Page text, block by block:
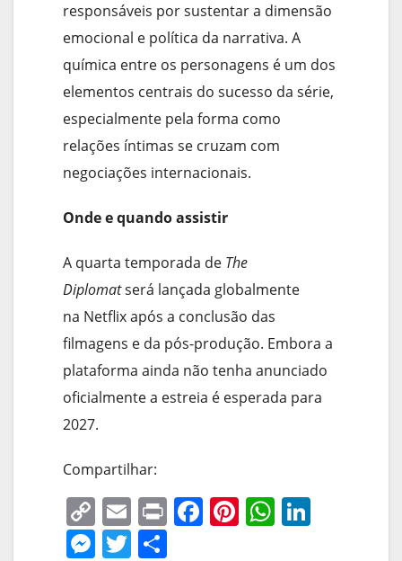
responsáveis por sustentar a dimensão
emocional e política da narrativa. A
química entre os personagens é um dos
elementos centrais do sucesso da série,
especialmente pela forma como
relações íntimas se cruzam com
negociações internacionais.
Onde e quando assistir
A quarta temporada de The
Diplomatserá lançada globalmente
na Netflix após a conclusão das
filmagens e da pós-produção. Embora a
plataforma ainda não tenha anunciado
oficialmente a estreia é esperada para
2027.
Compartilhar:
C
o
E
m
Pr F Pi W
M T